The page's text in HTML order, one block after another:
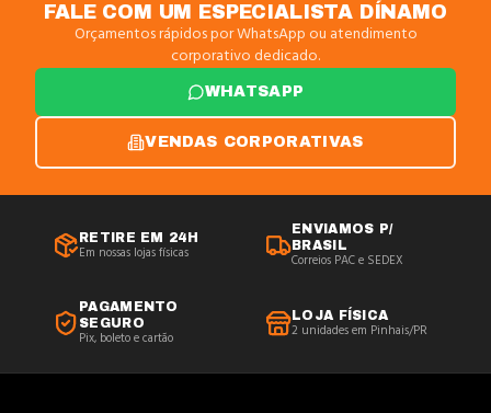
FALE COM UM ESPECIALISTA DÍNAMO
Orçamentos rápidos por WhatsApp ou atendimento
corporativo dedicado.
WHATSAPP
VENDAS CORPORATIVAS
RETIRE EM 24H
Em nossas lojas físicas
ENVIAMOS P/
BRASIL
Correios PAC e SEDEX
PAGAMENTO
SEGURO
Pix, boleto e cartão
LOJA FÍSICA
2 unidades em Pinhais/PR